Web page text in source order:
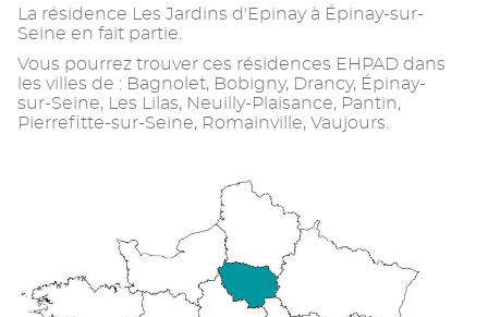
La résidence Les Jardins d'Epinay à Épinay-sur-
Seine en fait partie.
Vous pourrez trouver ces résidences EHPAD dans
les villes de : Bagnolet, Bobigny, Drancy, Épinay-
sur-Seine, Les Lilas, Neuilly-Plaisance, Pantin,
Pierrefitte-sur-Seine, Romainville, Vaujours.